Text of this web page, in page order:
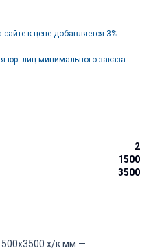
к цене добавляется 3%
юр. лиц минимального заказа
2
1500
3500
х/к мм —